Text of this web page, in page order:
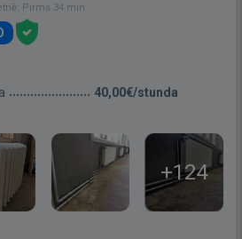
Pirms 34 min.
40,00€/stunda
+124